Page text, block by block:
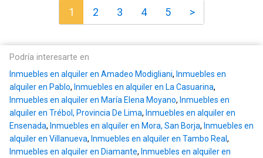
1 2 3 4 5 >
Podría interesarte en
Inmuebles en alquiler en Amadeo Modigliani, Inmuebles en
alquiler en Pablo, Inmuebles en alquiler en La Casuarina,
Inmuebles en alquiler en María Elena Moyano, Inmuebles en
alquiler en Trébol, Provincia De Lima, Inmuebles en alquiler en
Ensenada, Inmuebles en alquiler en Mora, San Borja, Inmuebles en
alquiler en Villanueva, Inmuebles en alquiler en Tambo Real,
Inmuebles en alquiler en Diamante, Inmuebles en alquiler en